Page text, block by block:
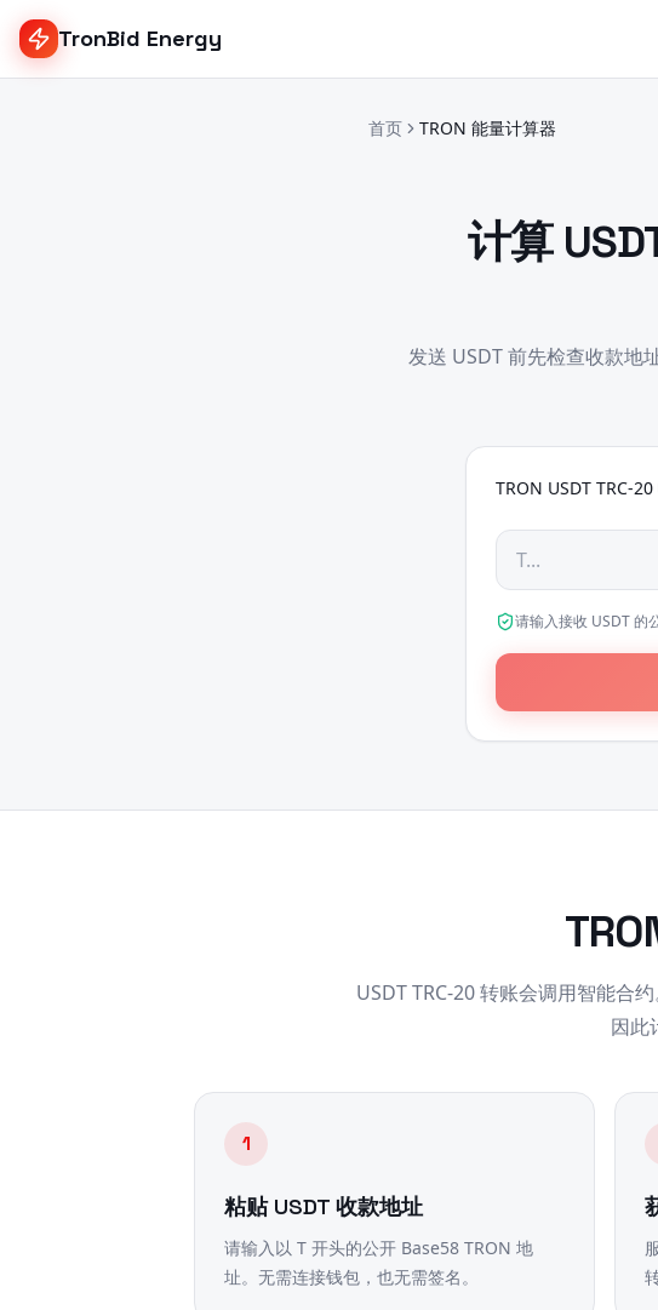
TronBid Energy
首页 TRON 能量计算器
计算
发送 USDT 前先检查收款地
TRON USDT TRC-
请输入接收 USDT 的
USDT TRC-20 转账会调用智能合
因此
1
粘贴 USDT 收款地址
请输入以 T 开头的公开 Base58 TRON 地
址。无需连接钱包，也无需签名。